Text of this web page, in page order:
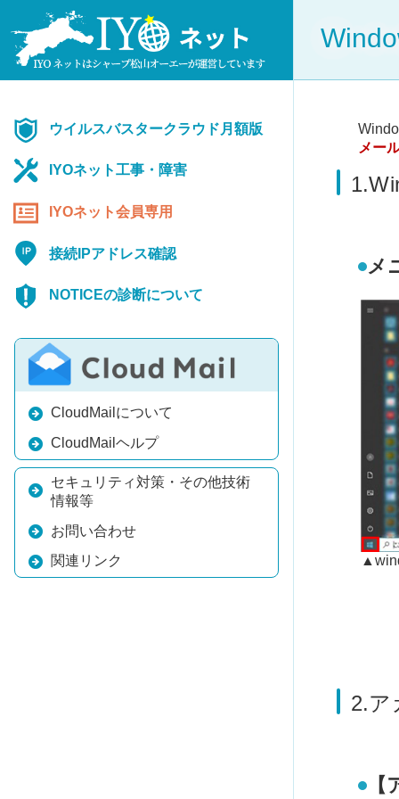
ウイルスバスタークラウド月額版
IYOネット工事・障害
IYOネット会員専用
接続IPアドレス確認
NOTICEの診断について
CloudMailについて
CloudMailヘルプ
セキュリティ対策・その他技術
情報等
お問い合わせ
関連リンク
メー
メ
2.ア